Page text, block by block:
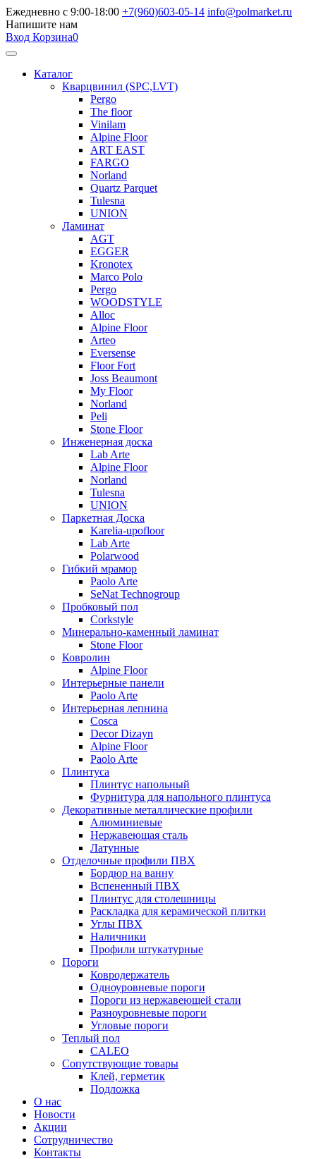
Ежедневно с 9:00-18:00 +7(960)603-05-14 info@polmarket.ru
Напишите нам
Вход Корзина0
Каталог
Кварцвинил (SPC,LVT)
Pergo
The floor
Vinilam
Alpine Floor
ART EAST
FARGO
Norland
Quartz Parquet
Tulesna
UNION
Ламинат
AGT
EGGER
Kronotex
Marco Polo
Pergo
WOODSTYLE
Alloc
Alpine Floor
Arteo
Eversense
Floor Fort
Joss Beaumont
My Floor
Norland
Peli
Stone Floor
Инженерная доска
Lab Arte
Alpine Floor
Norland
Tulesna
UNION
Паркетная Доска
Karelia-upofloor
Lab Arte
Polarwood
Гибкий мрамор
Paolo Arte
SeNat Technogroup
Пробковый пол
Corkstyle
Минерально-каменный ламинат
Stone Floor
Ковролин
Alpine Floor
Интерьерные панели
Paolo Arte
Интерьерная лепнина
Cosca
Decor Dizayn
Alpine Floor
Paolo Arte
Плинтуса
Плинтус напольный
Фурнитура для напольного плинтуса
Декоративные металлические профили
Алюминиевые
Нержавеющая сталь
Латунные
Отделочные профили ПВХ
Бордюр на ванну
Вспененный ПВХ
Плинтус для столешницы
Раскладка для керамической плитки
Углы ПВХ
Наличники
Профили штукатурные
Пороги
Ковродержатель
Одноуровневые пороги
Пороги из нержавеющей стали
Разноуровневые пороги
Угловые пороги
Теплый пол
CALEO
Сопутствующие товары
Клей, герметик
Подложка
О нас
Новости
Акции
Сотрудничество
Контакты